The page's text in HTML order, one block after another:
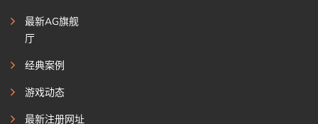
最新AG旗舰
厅
经典案例
游戏动态
最新注册网址